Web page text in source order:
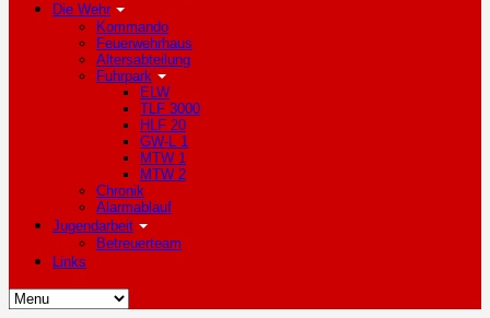
Die Wehr
Kommando
Feuerwehrhaus
Altersabteilung
Fuhrpark
ELW
TLF 3000
HLF 20
GW-L 1
MTW 1
MTW 2
Chronik
Alarmablauf
Jugendarbeit
Betreuerteam
Links